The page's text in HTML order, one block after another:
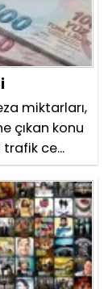
miktarları,
çıkan konu
trafik ce...